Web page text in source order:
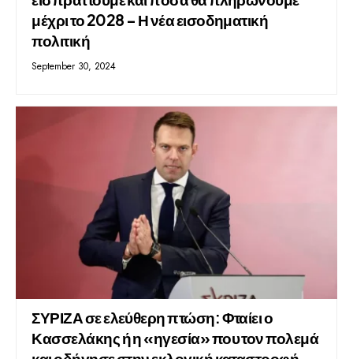
μέχρι το 2028 – Η νέα εισοδηματική
πολιτική
September 30, 2024
ΣΥΡΙΖΑ σε ελεύθερη πτώση: Φταίει ο
Κασσελάκης ή η «ηγεσία» που τον πολεμά